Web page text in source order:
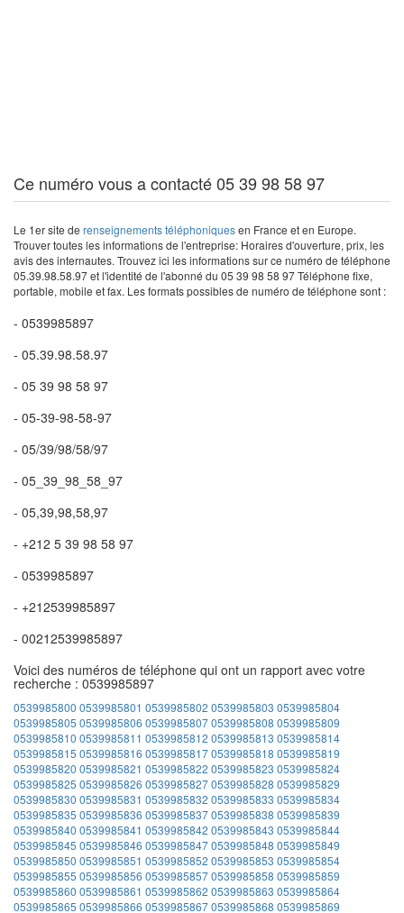
Ce numéro vous a contacté 05 39 98 58 97
Le 1er site de renseignements téléphoniquesen France et en Europe.
Trouver toutes les informations de l'entreprise: Horaires d'ouverture, prix, les
avis des internautes. Trouvez ici les informations sur ce numéro de téléphone
05.39.98.58.97 et l'identité de l'abonné du 05 39 98 58 97 Téléphone fixe,
portable, mobile et fax. Les formats possibles de numéro de téléphone sont :
- 0539985897
- 05.39.98.58.97
- 05 39 98 58 97
- 05-39-98-58-97
- 05/39/98/58/97
- 05_39_98_58_97
- 05,39,98,58,97
- +212 5 39 98 58 97
- 0539985897
- +212539985897
- 00212539985897
Voici des numéros de téléphone qui ont un rapport avec votre
recherche : 0539985897
0539985800 0539985801 0539985802 0539985803 0539985804
0539985805 0539985806 05399858070539985808 0539985809
0539985810 0539985811 0539985812 0539985813 0539985814
0539985815 0539985816 05399858170539985818 0539985819
0539985820 0539985821 0539985822 0539985823 0539985824
0539985825 0539985826 05399858270539985828 0539985829
0539985830 0539985831 0539985832 0539985833 0539985834
0539985835 0539985836 05399858370539985838 0539985839
0539985840 0539985841 0539985842 0539985843 0539985844
0539985845 0539985846 05399858470539985848 0539985849
0539985850 0539985851 0539985852 0539985853 0539985854
0539985855 0539985856 05399858570539985858 0539985859
0539985860 0539985861 0539985862 0539985863 0539985864
0539985865 0539985866 05399858670539985868 0539985869